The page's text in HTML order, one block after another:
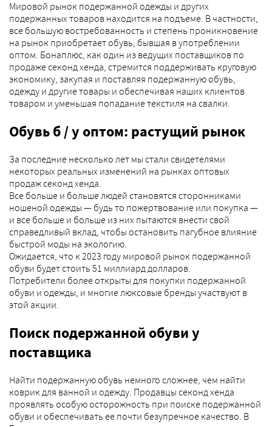
Мировой рынок подержанной одежды и других
подержанных товаров находится на подъеме. В частности,
все большую востребованность и степень проникновение
на рынок приобретает обувь, бывшая в употреблении
оптом. Бонаплюс, как один из ведущих поставщиков по
продаже секонд хенда, стремится поддерживать круговую
экономику, закупая и поставляя подержанную обувь,
одежду и другие товары и обеспечивая наших клиентов
товаром и уменьшая попадание текстиля на свалки.
Обувь б / у оптом: растущий рынок
За последние несколько лет мы стали свидетелями
некоторых реальных изменений на рынках оптовых
продаж секонд хенда.
Все больше и больше людей становятся сторонниками
ношеной одежды — будь то пожертвование или покупка —
и все больше и больше из них пытаются внести свой
справедливый вклад, чтобы остановить пагубное влияние
быстрой моды на экологию.
Ожидается, что к 2023 году мировой рынок подержанной
обуви будет стоить 51 миллиард долларов.
Потребители более открыты для покупки подержанной
обуви и одежды, и многие люксовые бренды участвуют в
этой акции.
Поиск подержанной обуви у
поставщика
Найти подержанную обувь немного сложнее, чем найти
коврик для ванной и одежду. Продавцы секонд хенда
проявлять особую осторожность при поиске подержанной
обуви и обеспечивать ее почти безупречное качество. В